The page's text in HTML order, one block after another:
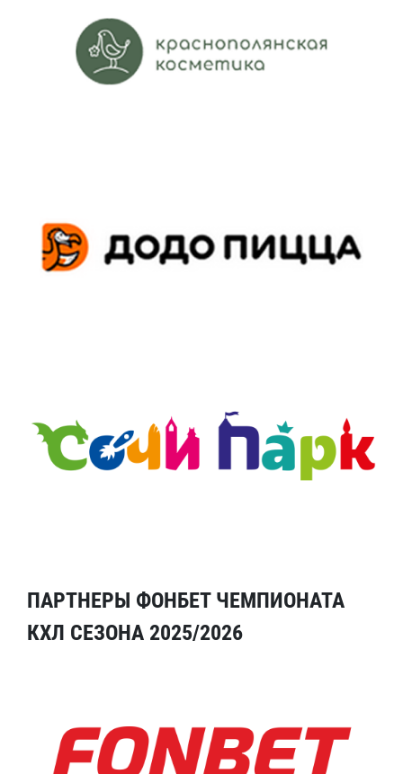
ПАРТНЕРЫ ФОНБЕТ ЧЕМПИОНАТА
КХЛ СЕЗОНА 2025/2026